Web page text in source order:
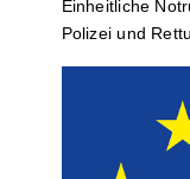
Einheit­li­che
Polizei und